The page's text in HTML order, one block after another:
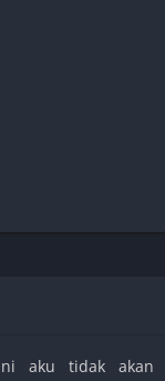
aku tidak akan